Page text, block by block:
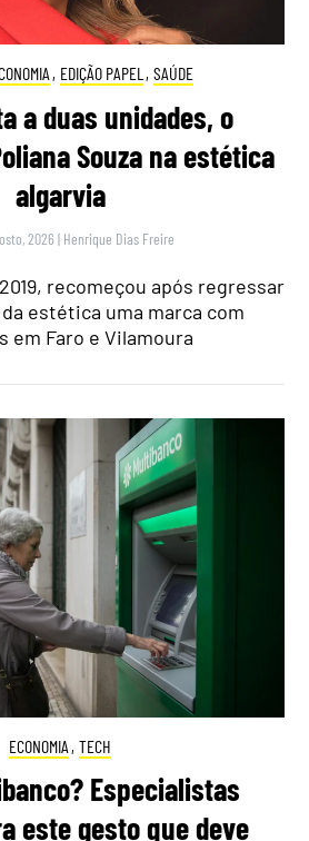
, EDIÇÃO PAPEL , SAÚDE
a duas unidades, o
Souza na estética
algarvia
2026 | Henrique Dias Freire
recomeçou após regressar
estética uma marca com
em Faro e Vilamoura
ECONOMIA , TECH
Especialistas
este gesto que deve